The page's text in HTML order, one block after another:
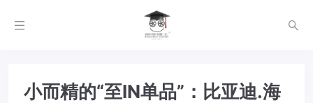
小而精的“至IN单品”：比亚迪.海